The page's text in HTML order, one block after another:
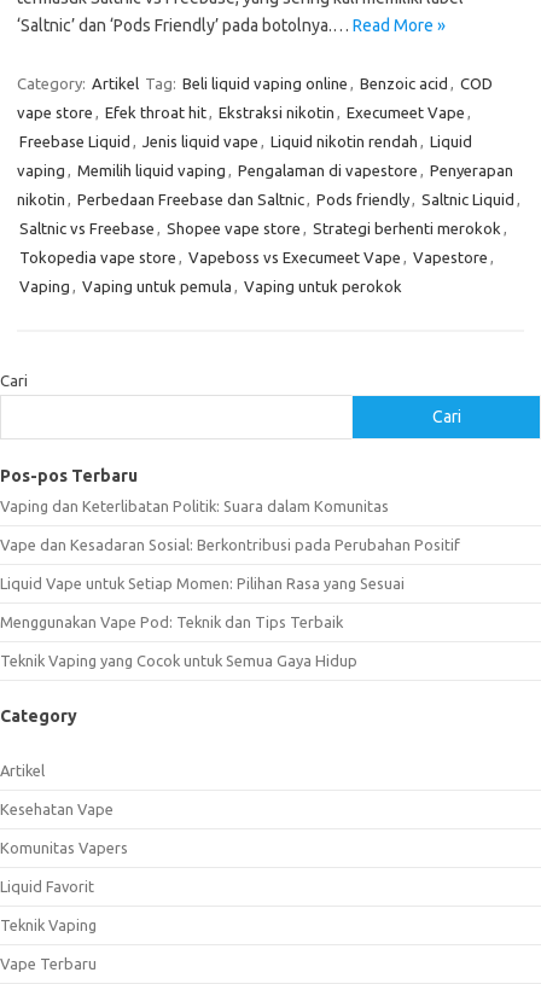
‘Saltnic’ dan ‘Pods Friendly’ pada botolnya.… Read More »
Category: Artikel Tag: Beli liquid vaping online , Benzoic acid , COD
vape store , Efek throat hit, Ekstraksi nikotin , Execumeet Vape ,
Freebase Liquid , Jenis liquid vape , Liquid nikotin rendah , Liquid
vaping , Memilih liquid vaping , Pengalaman di vapestore , Penyerapan
nikotin , Perbedaan Freebase dan Saltnic, Pods friendly, Saltnic Liquid ,
Saltnic vs Freebase , Shopee vape store , Strategi berhenti merokok ,
Tokopedia vape store , Vapeboss vs Execumeet Vape , Vapestore ,
Vaping , Vaping untuk pemula , Vaping untuk perokok
Cari
Cari
Pos-pos Terbaru
Vaping dan Keterlibatan Politik: Suara dalam Komunitas
Vape dan Kesadaran Sosial: Berkontribusi pada Perubahan Positif
Liquid Vape untuk Setiap Momen: Pilihan Rasa yang Sesuai
Menggunakan Vape Pod: Teknik dan Tips Terbaik
Teknik Vaping yang Cocok untuk Semua Gaya Hidup
Category
Artikel
Kesehatan Vape
Komunitas Vapers
Liquid Favorit
Teknik Vaping
Vape Terbaru